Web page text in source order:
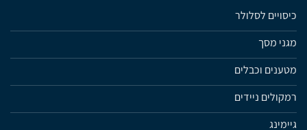
כיסויים לסלולר
מגני מסך
מטענים וכבלים
רמקולים ניידים
גיימינג